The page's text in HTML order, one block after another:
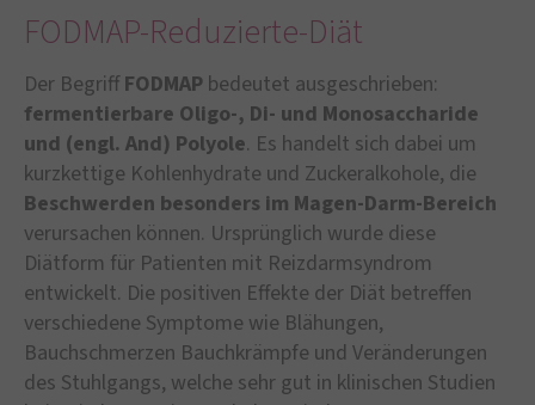
FODMAP-Reduzierte-Diät
Der BegriffFODMAP bedeutet ausgeschrieben:
fermentierbare Oligo-, Di- und Monosaccharide
und (engl. And) Polyole. Es handelt sich dabei um
kurzkettige Kohlenhydrate und Zuckeralkohole, die
Beschwerden besonders im Magen-Darm-Bereich
verursachen können. Ursprünglich wurde diese
Diätform für Patienten mit Reizdarmsyndrom
entwickelt. Die positiven Effekte der Diät betreffen
verschiedene Symptome wie Blähungen,
Bauchschmerzen Bauchkrämpfe und Veränderungen
des Stuhlgangs, welche sehr gut in klinischen Studien